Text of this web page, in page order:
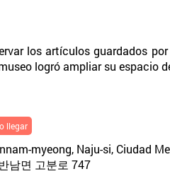
los artículos guardados
logró ampliar su espacio
llegar
myeong, Naju-si, Ciudad
남면 고분로 747